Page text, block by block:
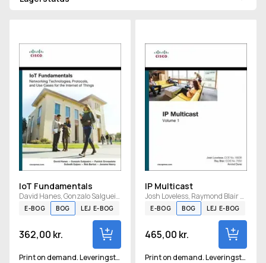
IoT Fundamentals
David Hanes, Gonzalo Salgueiro, Patrick Grossetete, Robert Barton og Jerome Henry
E-BOG BOG LEJ E-BOG
362,00 kr.
Print on demand. Leveringstid vil være ca 2-3 uger.
IP Multicast
Josh Loveless, Raymond Blair og Arvind Durai
E-BOG BOG LEJ E-BOG
465,00 kr.
Print on demand. Leveringstid vil være ca 2-3 uger.